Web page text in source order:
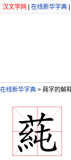
汉文学网 在线新华字典
在线新华字典 > 蒓字的解